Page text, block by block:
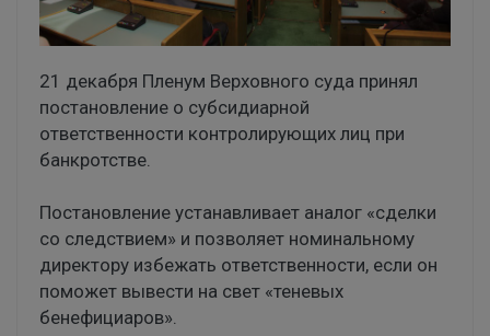
21 декабря Пленум Верховного суда принял
постановление о субсидиарной
ответственности контролирующих лиц при
банкротстве.
Постановление устанавливает аналог «сделки
со следствием» и позволяет номинальному
директору избежать ответственности, если он
поможет вывести на свет «теневых
бенефициаров».